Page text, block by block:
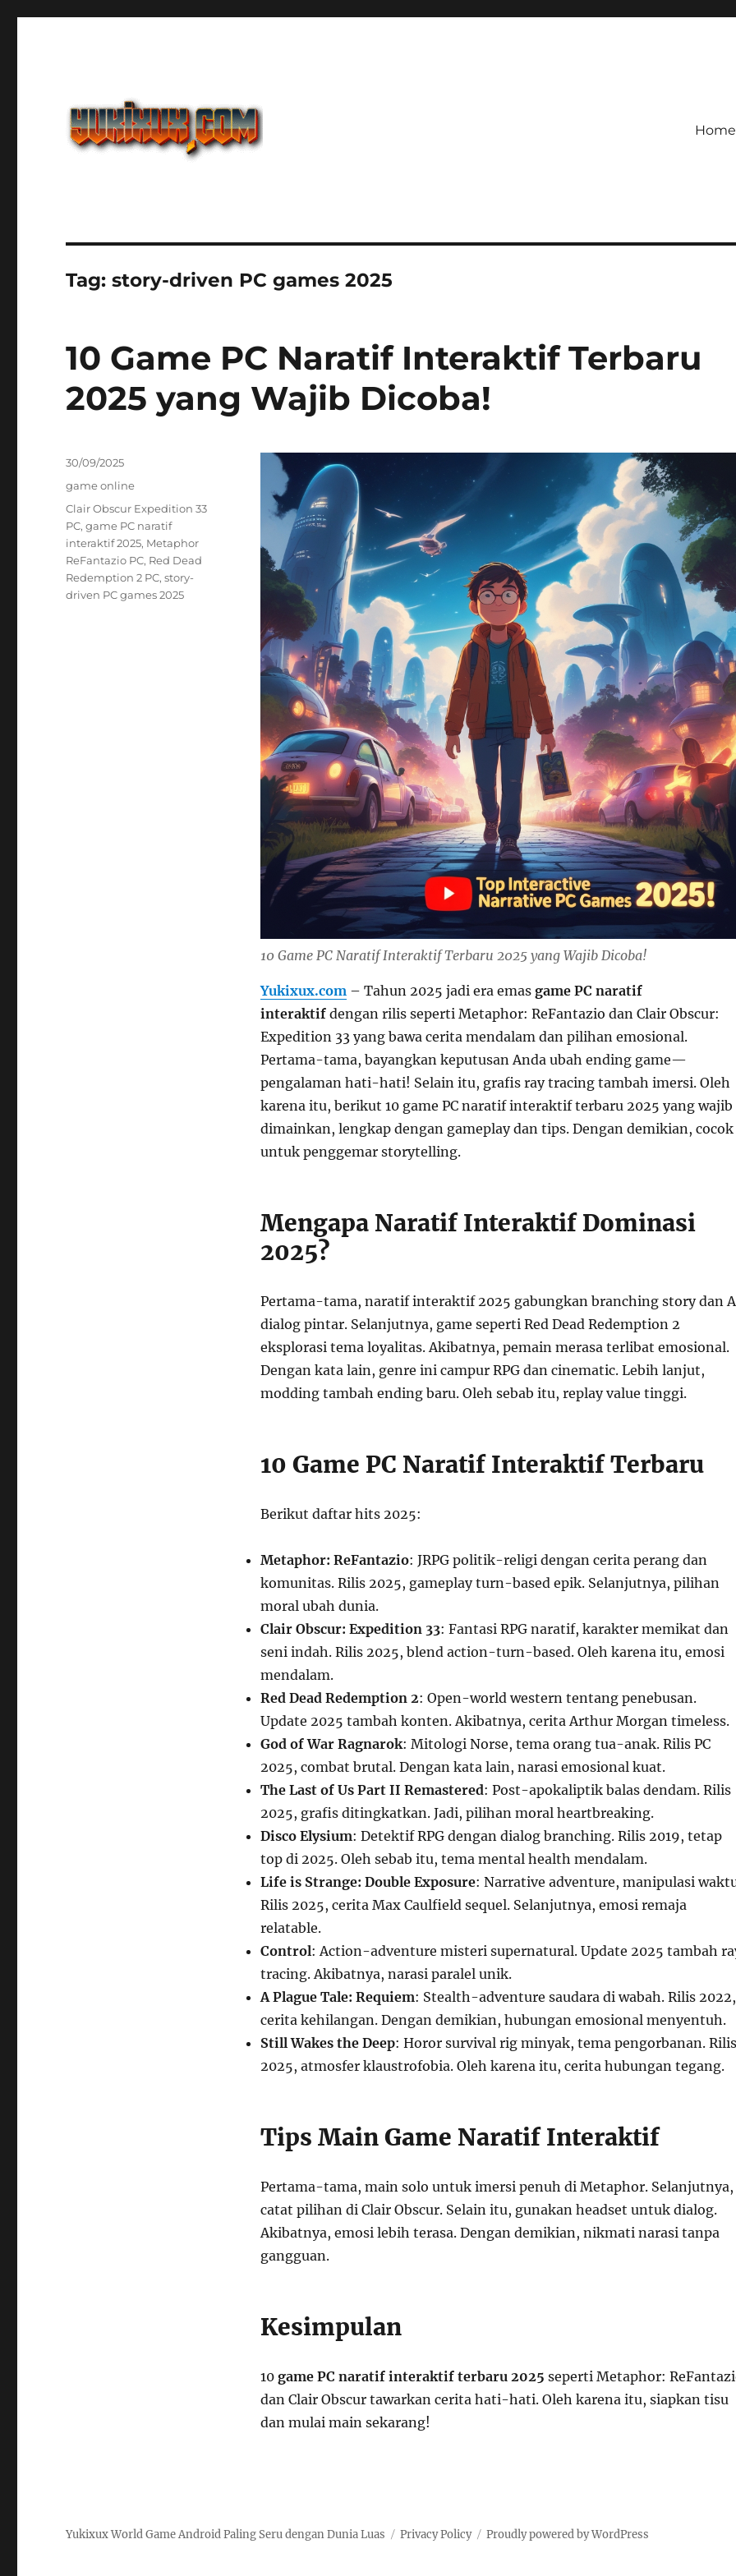
Home
Tag:story-driven PC games 2025
10 Game PC Naratif Interaktif Terbaru
2025 yang Wajib Dicoba!
10 Game PC Naratif Interaktif Terbaru 2025 yang Wajib Dicoba!
Yukixux.com– Tahun 2025 jadi era emas game PC naratif
interaktifdengan rilis seperti Metaphor: ReFantazio dan Clair Obscur:
Expedition 33 yang bawa cerita mendalam dan pilihan emosional.
Pertama-tama, bayangkan keputusan Anda ubah ending game—
pengalaman hati-hati! Selain itu, grafis ray tracing tambah imersi. Oleh
karena itu, berikut 10 game PC naratif interaktif terbaru 2025 yang wajib
dimainkan, lengkap dengan gameplay dan tips. Dengan demikian, cocok
untuk penggemar storytelling.
Mengapa Naratif Interaktif Dominasi
2025?
Pertama-tama, naratif interaktif 2025 gabungkan branching story dan
dialog pintar. Selanjutnya, game seperti Red Dead Redemption 2
eksplorasi tema loyalitas. Akibatnya, pemain merasa terlibat emosional.
Dengan kata lain, genre ini campur RPG dan cinematic. Lebih lanjut,
modding tambah ending baru. Oleh sebab itu, replay value tinggi.
10 Game PC Naratif Interaktif Terbaru
Berikut daftar hits 2025:
Metaphor: ReFantazio: JRPG politik-religi dengan cerita perang dan
komunitas. Rilis 2025, gameplay turn-based epik. Selanjutnya, pilihan
moral ubah dunia.
Clair Obscur: Expedition 33: Fantasi RPG naratif, karakter memikat dan
seni indah. Rilis 2025, blend action-turn-based. Oleh karena itu, emosi
mendalam.
Red Dead Redemption 2: Open-world western tentang penebusan.
Update 2025 tambah konten. Akibatnya, cerita Arthur Morgan timeless.
God of War Ragnarok: Mitologi Norse, tema orang tua-anak. Rilis PC
2025, combat brutal. Dengan kata lain, narasi emosional kuat.
The Last of Us Part II Remastered: Post-apokaliptik balas dendam. Rilis
2025, grafis ditingkatkan. Jadi, pilihan moral heartbreaking.
Disco Elysium: Detektif RPG dengan dialog branching. Rilis 2019, tetap
top di 2025. Oleh sebab itu, tema mental health mendalam.
Life is Strange: Double Exposure: Narrative adventure, manipulasi
Rilis 2025, cerita Max Caulfield sequel. Selanjutnya, emosi remaja
relatable.
Control: Action-adventure misteri supernatural. Update 2025 tambah
tracing. Akibatnya, narasi paralel unik.
A Plague Tale: Requiem: Stealth-adventure saudara di wabah. Rilis 2022,
cerita kehilangan. Dengan demikian, hubungan emosional menyentuh.
Still Wakes the Deep: Horor survival rig minyak, tema pengorbanan. Rilis
2025, atmosfer klaustrofobia. Oleh karena itu, cerita hubungan tegang.
Tips Main Game Naratif Interaktif
Pertama-tama, main solo untuk imersi penuh di Metaphor. Selanjutnya,
catat pilihan di Clair Obscur. Selain itu, gunakan headset untuk dialog.
Akibatnya, emosi lebih terasa. Dengan demikian, nikmati narasi tanpa
gangguan.
Kesimpulan
10 game PC naratif interaktif terbaru 2025 seperti Metaphor:
dan Clair Obscur tawarkan cerita hati-hati. Oleh karena itu, siapkan tisu
dan mulai main sekarang!
Posted
30/09/2025
Categories
game online
Tags
Clair Obscur Expedition 33
PC,game PC naratif
interaktif 2025, Metaphor
ReFantazio PC, Red Dead
Redemption 2 PC,story-
driven PC games 2025
Yukixux World Game Android Paling Seru dengan Dunia Luas Privacy Policy Proudly powered by WordPress